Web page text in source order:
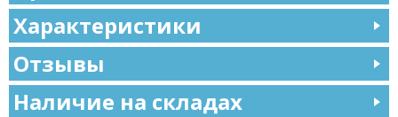
Характеристики
Отзывы
Наличие на складах